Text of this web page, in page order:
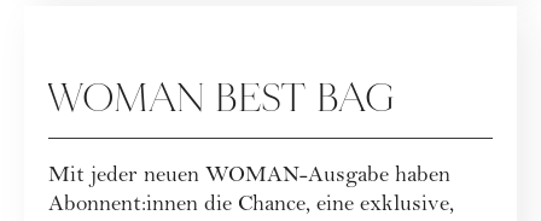
WOMAN BEST BAG
Mit jeder neuen WOMAN-Ausgabe haben
Abonnent:innen die Chance, eine exklusive,